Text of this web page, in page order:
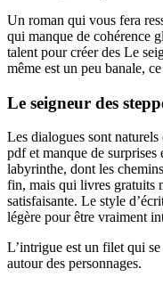
Un roman qui vous fera
qui manque de cohérence
talent pour créer des Le
même est un peu banale,
Le seigneur des
Les dialogues sont
pdf et manque de surprises
labyrinthe, dont les
fin, mais qui livres gratuits
satisfaisante. Le style
légère pour être vraiment
L’intrigue est un filet qui
autour des personnages.